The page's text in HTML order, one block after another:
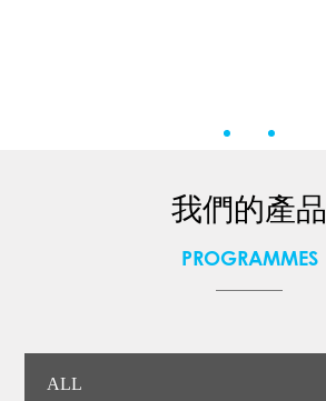
我們的產品
PROGRAMMES
ALL